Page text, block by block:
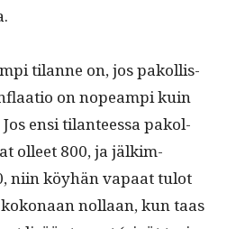
tilanne on, jos pakol­lis­
on nopeampi kuin
ensi tilanteessa pakol­
olleet 800, ja jälkim­
niin köy­hän vapaat tulot
nol­laan, kun taas